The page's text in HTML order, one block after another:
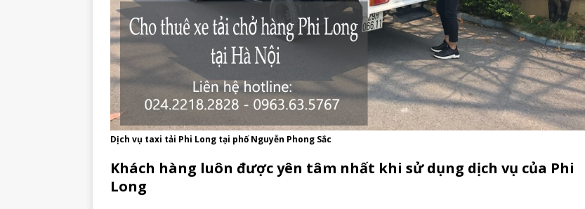
Dịch vụ taxi tải Phi Long tại phố Nguyễn Phong Sắc
Khách hàng luôn được yên tâm nhất khi sử dụng dịch vụ của Phi
Long